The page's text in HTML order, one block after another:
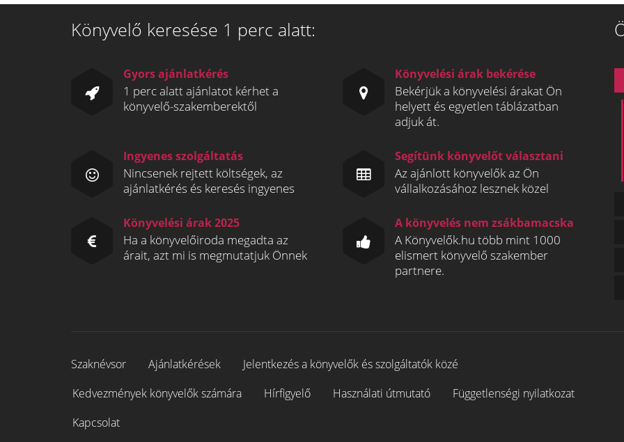
Könyvelő keresése 1 perc alatt:
Gyors ajánlatkérés
1 perc alatt ajánlatot kérhet a
könyvelő-szakemberektől
Könyvelési árak bekérése
Bekérjük a könyvelési árakat Ön
helyett és egyetlen táblázatban
adjuk át.
Ingyenes szolgáltatás
Nincsenek rejtett költségek, az
ajánlatkérés és keresés ingyenes
Segítünk könyvelőt választani
Az ajánlott könyvelők az Ön
vállalkozásához lesznek közel
Könyvelési árak 2025
Ha a könyvelőiroda megadta az
árait, azt mi is megmutatjuk Önnek
A könyvelés nem zsákbamacska
A Könyvelők.hu több mint 1000
elismert könyvelő szakember
partnere.
Szaknévsor Ajánlatkérések
Jelentkezés a könyvelők és szolgáltatók közé
Kedvezmények könyvelők számára
Hírfigyelő Használati útmutató
Függetlenségi nyilatkozat
Kapcsolat